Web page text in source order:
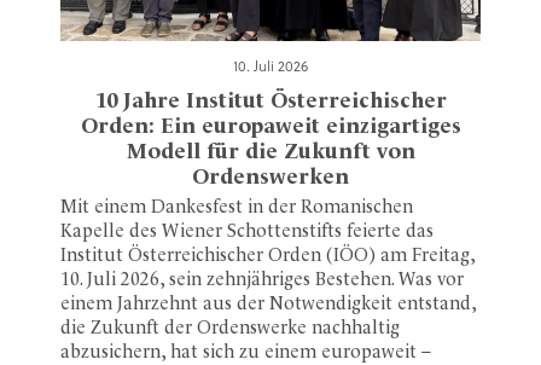
10. Juli 2026
10 Jahre Institut Österreichischer
Orden: Ein europaweit einzigartiges
Modell für die Zukunft von
Ordenswerken
Mit einem Dankesfest in der Romanischen
Kapelle des Wiener Schottenstifts feierte das
Institut Österreichischer Orden (IÖO) am Freitag,
10. Juli 2026, sein zehnjähriges Bestehen. Was vor
einem Jahrzehnt aus der Notwendigkeit entstand,
die Zukunft der Ordenswerke nachhaltig
abzusichern, hat sich zu einem europaweit –